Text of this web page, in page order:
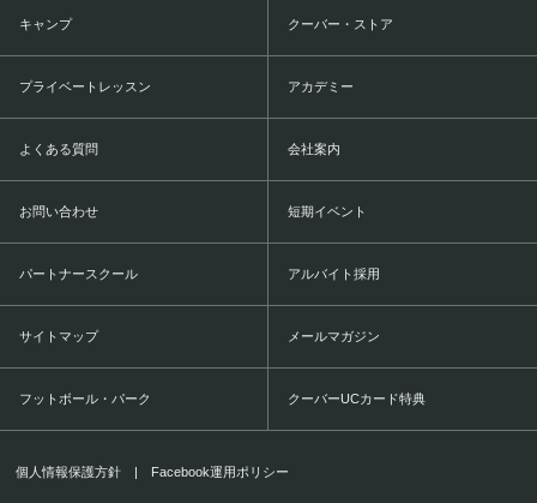
キャンプ クーバー・ストア
プライベートレッスン アカデミー
よくある質問 会社案内
お問い合わせ 短期イベント
パートナースクール アルバイト採用
サイトマップ メールマガジン
フットボール・パーク クーバーUCカード特典
個人情報保護方針 | Facebook運用ポリシー